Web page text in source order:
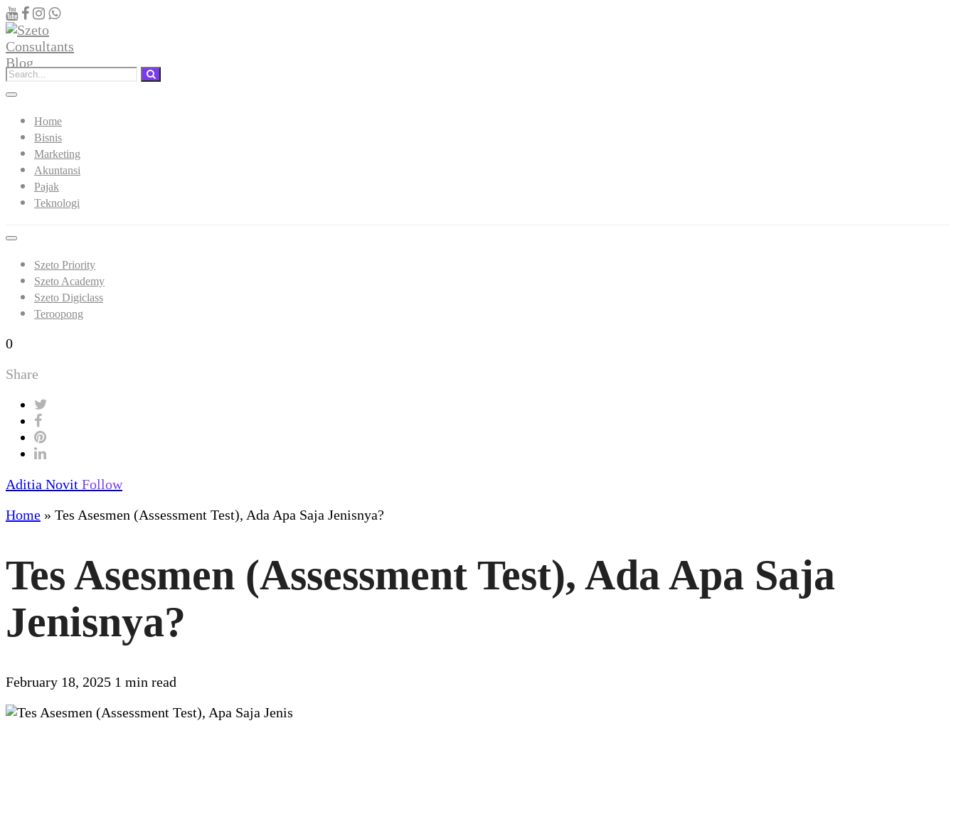
Home
Bisnis
Marketing
Akuntansi
Pajak
Teknologi
Szeto Priority
Szeto Academy
Szeto Digiclass
Teroopong
0
Share
Aditia Novit Follow
Home » Tes Asesmen (Assessment Test), Ada Apa Saja Jenisnya?
Tes Asesmen (Assessment Test), Ada Apa Saja
Jenisnya?
February 18, 2025 1 min read